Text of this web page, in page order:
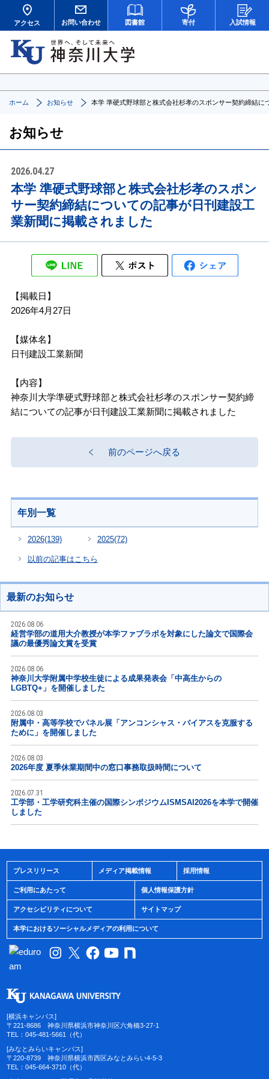
アクセス お問い合わせ 図書館 寄付 入試情報
ホーム お知らせ 本学 準硬式野球部と株式会社杉孝のスポンサー契約締結
お知らせ
2026.04.27
本学 準硬式野球部と株式会社杉孝のスポン
サー契約締結についての記事が日刊建設工
業新聞に掲載されました
【掲載日】
2026年4月27日
【媒体名】
日刊建設工業新聞
【内容】
神奈川大学準硬式野球部と株式会社杉孝のスポンサー契約締
結についての記事が日刊建設工業新聞に掲載されました
前のページへ戻る
年別一覧
2026(139) 2025(72)
以前の記事はこちら
最新のお知らせ
2026.08.06
経営学部の道用大介教授が本学ファブラボを対象にした論文で国際会
議の最優秀論文賞を受賞
2026.08.06
神奈川大学附属中学校生徒による成果発表会「中高生からの
LGBTQ+」を開催しました
2026.08.03
附属中・高等学校でパネル展「アンコンシャス・バイアスを克服する
ために」を開催しました
2026.08.03
2026年度 夏季休業期間中の窓口事務取扱時間について
2026.07.31
工学部・工学研究科主催の国際シンポジウムISMSAI2026を本学で開催
しました
プレスリリース メディア掲載情報 採用情報
ご利用にあたって 個人情報保護方針
アクセシビリティについて サイトマップ
本学におけるソーシャルメディアの利用について
[横浜キャンパス]
〒221-8686 神奈川県横浜市神奈川区六角橋3-27-1
TEL：045-481-5661（代）
[みなとみらいキャンパス]
〒220-8739 神奈川県横浜市西区みなとみらい4-5-3
TEL：045-664-3710（代）